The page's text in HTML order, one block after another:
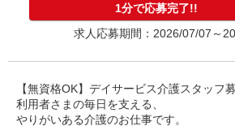
1分で応募完了!!
求人応募期間：2026/07/07～
【無資格OK】デイサービス介護スタッフ
利用者さまの毎日を支える、
やりがいある介護のお仕事です。